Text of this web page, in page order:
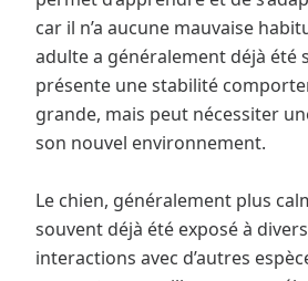
car il n’a aucune mauvaise
adulte a généralement déjà été
présente une stabilité
grande, mais peut nécessiter
son nouvel environnement.
Le chien, généralement plus
souvent déjà été exposé à
interactions avec d’autres